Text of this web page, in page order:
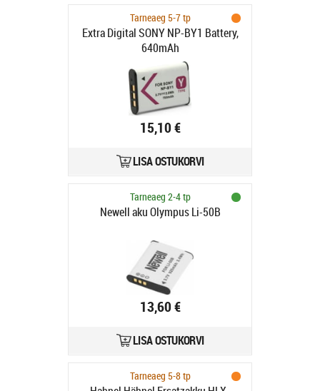
Tarneaeg 5-7 tp
Extra Digital SONY NP-BY1 Battery,
640mAh
15,10 €
LISA OSTUKORVI
Tarneaeg 2-4 tp
Newell aku Olympus Li-50B
13,60 €
LISA OSTUKORVI
Tarneaeg 5-8 tp